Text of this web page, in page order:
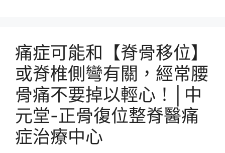
痛症可能和【脊骨移位】
或脊椎側彎有關，經常腰
骨痛不要掉以輕心！│中
元堂-正骨復位整脊醫痛
症治療中心